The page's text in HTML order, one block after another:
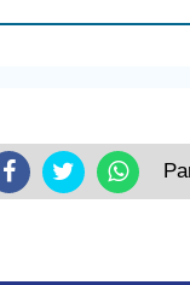
Sukintre Tutup